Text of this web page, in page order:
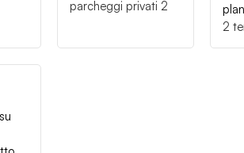
parcheggi privati 2
2